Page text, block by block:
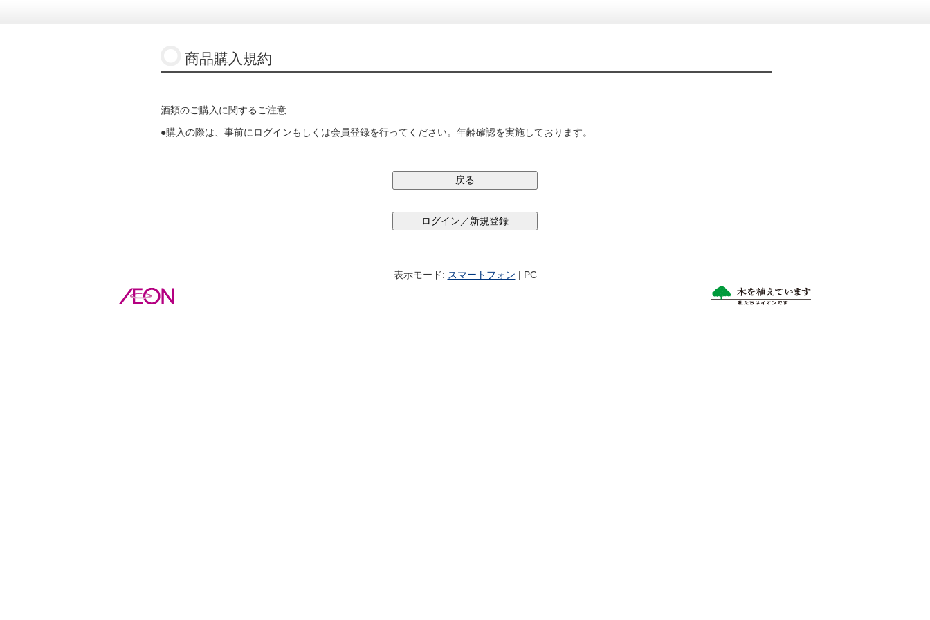
商品購入規約
酒類のご購入に関するご注意
●購入の際は、事前にログインもしくは会員登録を行ってください。年齢確認を実施しております。
表示モード: スマートフォン | PC